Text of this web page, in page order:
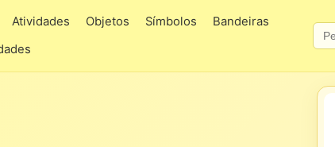
Atividades Objetos Símbolos
Bandeiras